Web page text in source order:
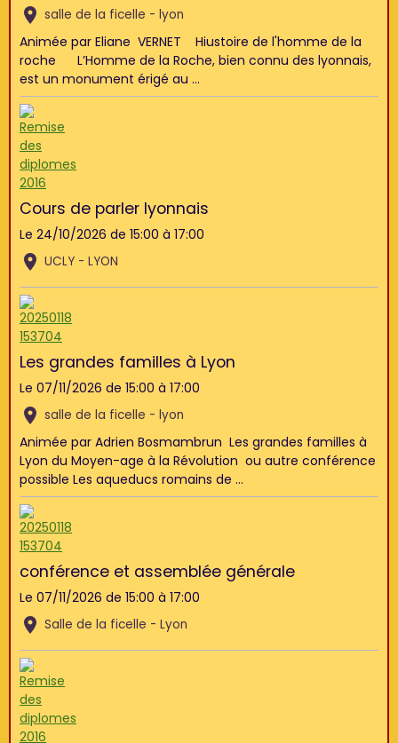
salle de la ficelle - lyon
Animée par Eliane VERNET Hiustoire de l'homme de la
roche L’Homme de la Roche, bien connu des lyonnais,
est un monument érigé au ...
Cours de parler lyonnais
Le 24/10/2026 de 15:00 à 17:00
UCLY - LYON
Les grandes familles à Lyon
Le 07/11/2026 de 15:00 à 17:00
salle de la ficelle - lyon
Animée par Adrien Bosmambrun Les grandes familles à
Lyon du Moyen-age à la Révolution ou autre conférence
possible Les aqueducs romains de ...
conférence et assemblée générale
Le 07/11/2026 de 15:00 à 17:00
Salle de la ficelle - Lyon